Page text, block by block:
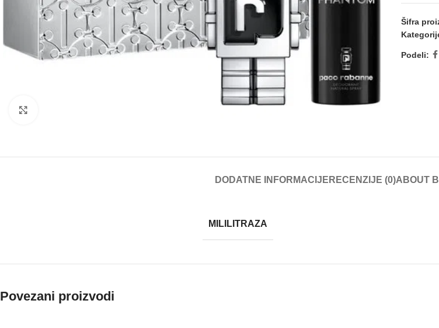
Šifra
Podeli:
DODATNE INFORMACIJE RECENZIJE (0)ABOUT
MILILITRAZA
Povezani proizvodi